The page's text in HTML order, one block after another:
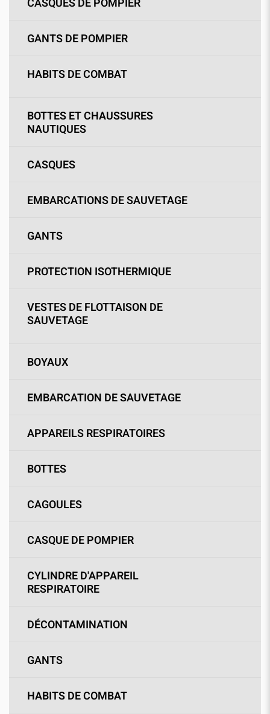
CASQUES DE POMPIER
GANTS DE POMPIER
HABITS DE COMBAT
BOTTES ET CHAUSSURES
NAUTIQUES
CASQUES
EMBARCATIONS DE SAUVETAGE
GANTS
PROTECTION ISOTHERMIQUE
VESTES DE FLOTTAISON DE
SAUVETAGE
BOYAUX
EMBARCATION DE SAUVETAGE
APPAREILS RESPIRATOIRES
BOTTES
CAGOULES
CASQUE DE POMPIER
CYLINDRE D'APPAREIL
RESPIRATOIRE
DÉCONTAMINATION
GANTS
HABITS DE COMBAT